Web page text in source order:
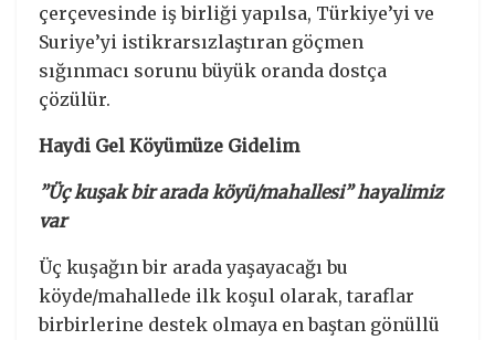
çerçevesinde iş birliği yapılsa, Türkiye’yi ve
Suriye’yi istikrarsızlaştıran göçmen
sığınmacı sorunu büyük oranda dostça
çözülür.
Haydi Gel Köyümüze Gidelim
”Üç kuşak bir arada köyü/mahallesi” hayalimiz
var
Üç kuşağın bir arada yaşayacağı bu
köyde/mahallede ilk koşul olarak, taraflar
birbirlerine destek olmaya en baştan gönüllü